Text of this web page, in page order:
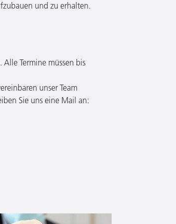
und zu erhalten.
Termine müssen bis
unser Team
Sie uns eine Mail an: